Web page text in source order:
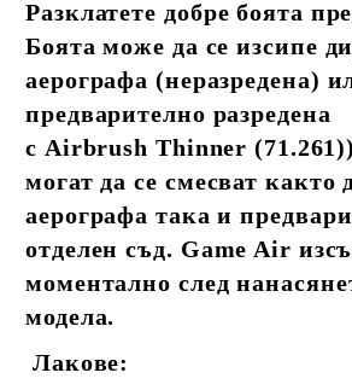
Разклатете добре боята
Боята може да се изсипе
аерографа (неразредена)
предварително разредена
с Airbrush Thinner
могат да се смесват както
аерографа така и
отделен съд. Game Air
моментално след
модела.
Лакове: